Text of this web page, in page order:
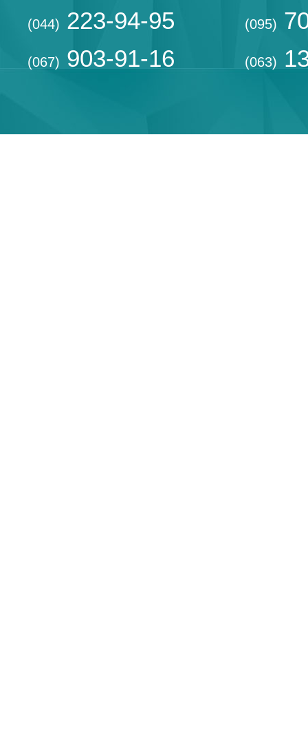
(044) 223-94-95
(067) 903-91-16
(095)
(063)